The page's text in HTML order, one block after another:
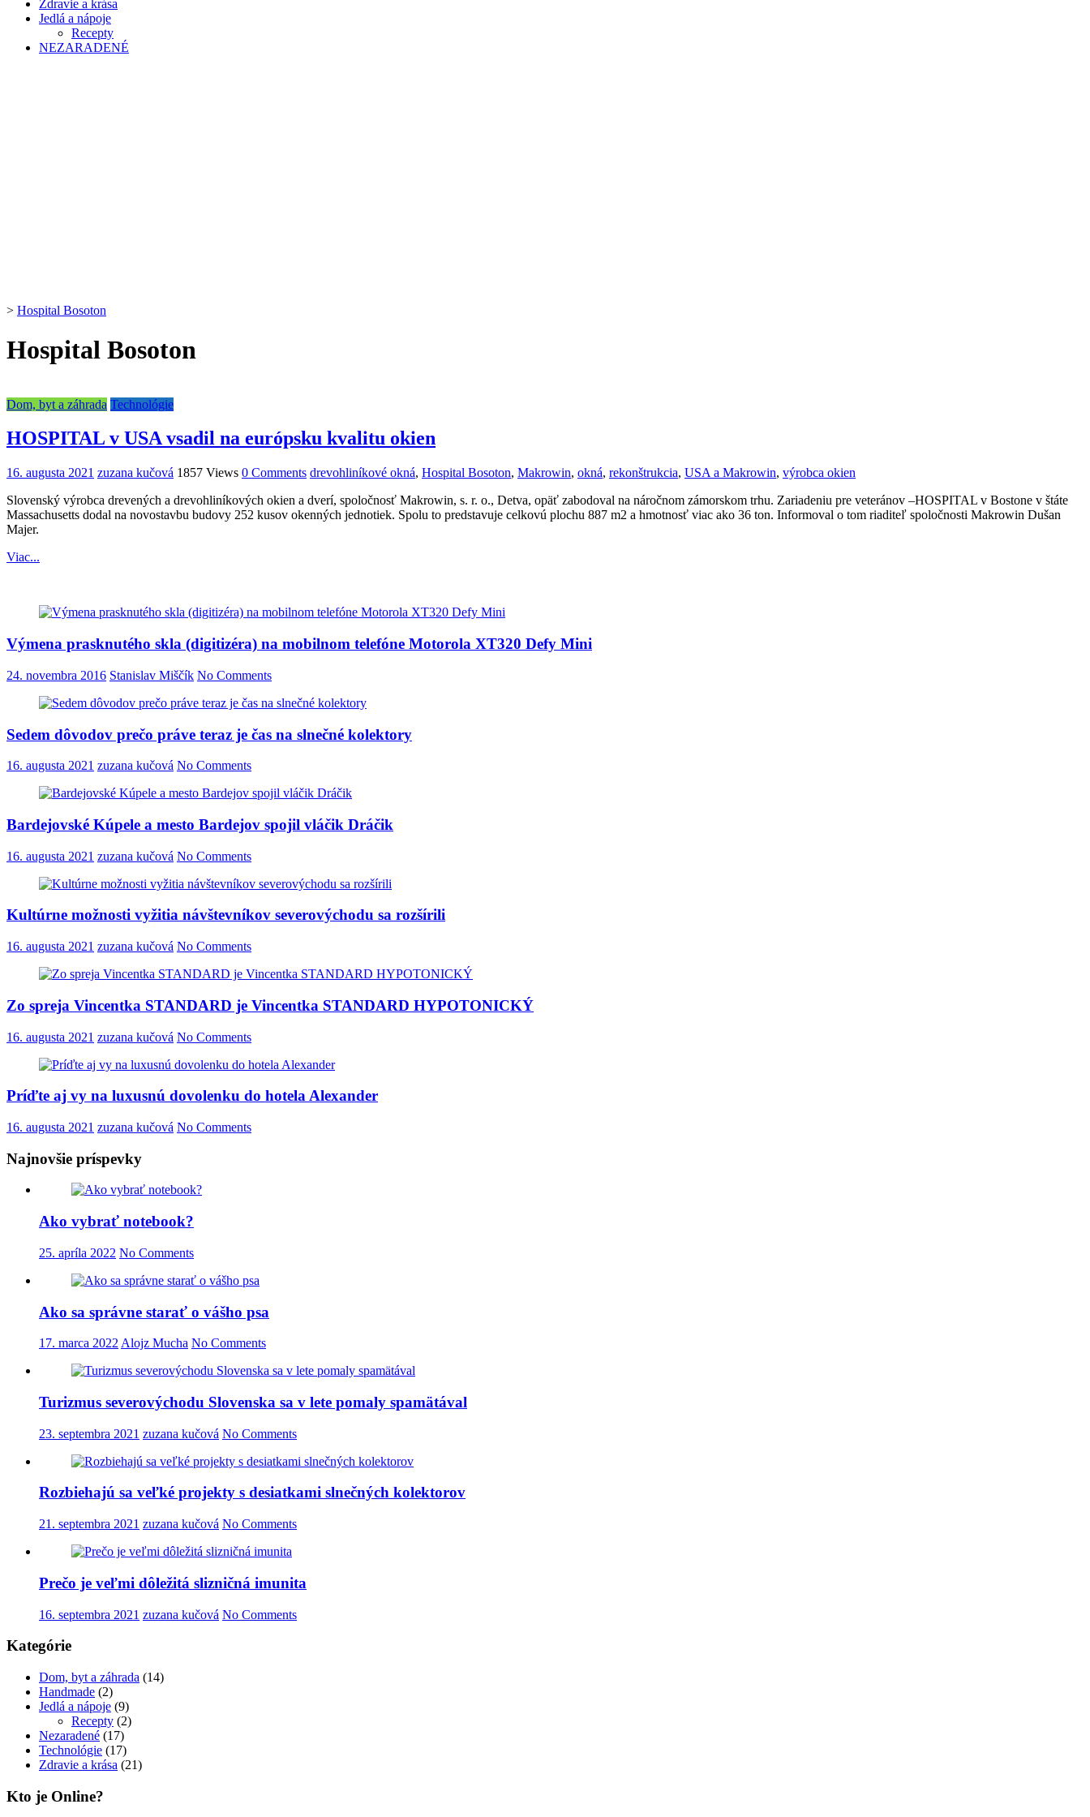
Zdravie a krása
Jedlá a nápoje
Recepty
NEZARADENÉ
> Hospital Bosoton
Hospital Bosoton
Dom, byt a záhrada Technológie
HOSPITAL v USA vsadil na európsku kvalitu okien
16. augusta 2021 zuzana kučová 1857 Views 0 Comments drevohliníkové okná, Hospital Bosoton, Makrowin, okná, rekonštrukcia, USA a Makrowin, výrobca okien
Slovenský výrobca drevených a drevohliníkových okien a dverí, spoločnosť Makrowin, s. r. o., Detva, opäť zabodoval na náročnom zámorskom trhu. Zariadeniu pre veteránov –HOSPITAL v Bostone v štáte
Massachusetts dodal na novostavbu budovy 252 kusov okenných jednotiek. Spolu to predstavuje celkovú plochu 887 m2 a hmotnosť viac ako 36 ton. Informoval o tom riaditeľ spoločnosti Makrowin Dušan
Majer.
Viac...
Výmena prasknutého skla (digitizéra) na mobilnom telefóne Motorola XT320 Defy Mini
24. novembra 2016 Stanislav Miščík No Comments
Sedem dôvodov prečo práve teraz je čas na slnečné kolektory
16. augusta 2021 zuzana kučová No Comments
Bardejovské Kúpele a mesto Bardejov spojil vláčik Dráčik
16. augusta 2021 zuzana kučová No Comments
Kultúrne možnosti vyžitia návštevníkov severovýchodu sa rozšírili
16. augusta 2021 zuzana kučová No Comments
Zo spreja Vincentka STANDARD je Vincentka STANDARD HYPOTONICKÝ
16. augusta 2021 zuzana kučová No Comments
Príďte aj vy na luxusnú dovolenku do hotela Alexander
16. augusta 2021 zuzana kučová No Comments
Najnovšie príspevky
Ako vybrať notebook?
25. apríla 2022 No Comments
Ako sa správne starať o vášho psa
17. marca 2022 Alojz Mucha No Comments
Turizmus severovýchodu Slovenska sa v lete pomaly spamätával
23. septembra 2021 zuzana kučová No Comments
Rozbiehajú sa veľké projekty s desiatkami slnečných kolektorov
21. septembra 2021 zuzana kučová No Comments
Prečo je veľmi dôležitá slizničná imunita
16. septembra 2021 zuzana kučová No Comments
Kategórie
Dom, byt a záhrada (14)
Handmade (2)
Jedlá a nápoje (9)
Recepty (2)
Nezaradené (17)
Technológie (17)
Zdravie a krása (21)
Kto je Online?